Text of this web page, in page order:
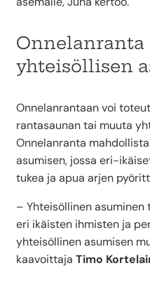
yhteisöllisen
Onnelanrantaan voi
rantasaunan tai muuta
Onnelanranta
asumisen, jossa eri-
tukea ja apua arjen
– Yhteisöllinen
eri ikäisten ihmisten ja
yhteisöllinen asumisen
kaavoittaja Timo